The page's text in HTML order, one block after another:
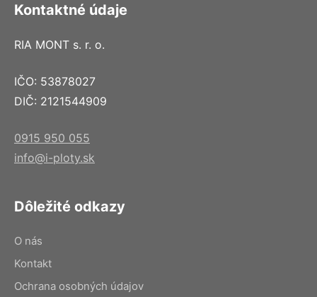
Kontaktné údaje
RIA MONT s. r. o.
IČO: 53878027
DIČ: 2121544909
0915 950 055
info@i-ploty.sk
Dôležité odkazy
O nás
Kontakt
Ochrana osobných údajov